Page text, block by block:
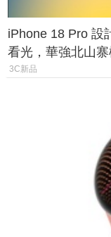
iPhone 18 Pro 設
看光，華強北山
山寨機無法復刻兩
3C新品